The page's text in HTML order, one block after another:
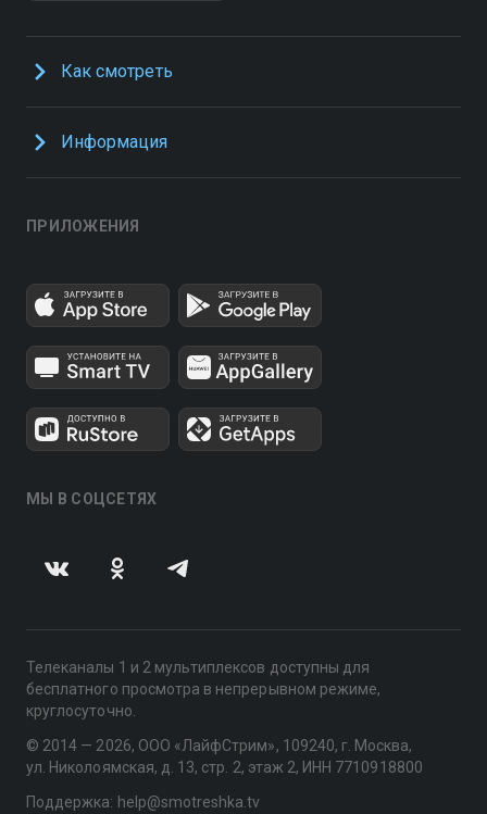
Как смотреть
Информация
ПРИЛОЖЕНИЯ
МЫ В СОЦСЕТЯХ
Телеканалы 1 и 2 мультиплексов доступны для
бесплатного просмотра в непрерывном режиме,
круглосуточно.
© 2014 — 2026, ООО «ЛайфСтрим», 109240, г. Москва,
ул. Николоямская, д. 13, стр. 2, этаж 2, ИНН 7710918800
Поддержка: help@smotreshka.tv